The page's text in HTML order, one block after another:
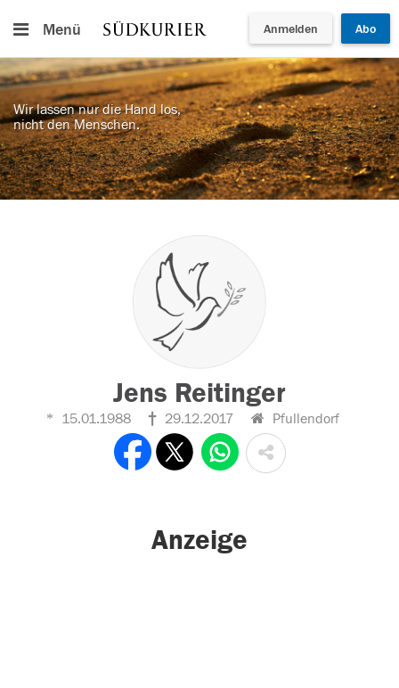
Menü Anmelden Abo
Wir lassen nur die Hand los,
nicht den Menschen.
Jens Reitinger
15.01.1988 29.12.2017 Pfullendorf
Anzeige